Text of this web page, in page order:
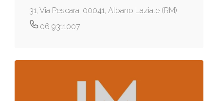
31, Via Pescara, 00041, Albano Laziale (RM)
06 9311007